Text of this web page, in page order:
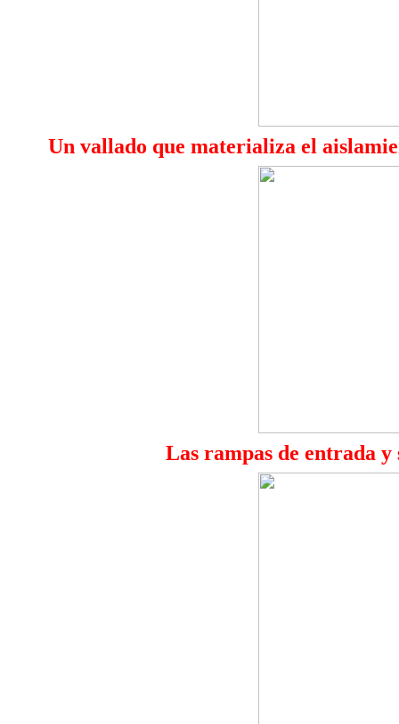
Un vallado que materializa el
Las rampas de entrada